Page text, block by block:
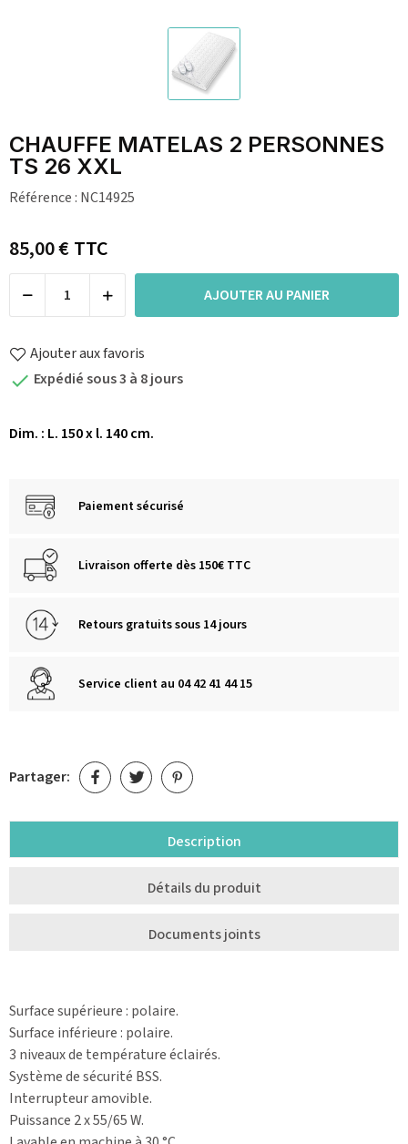
CHAUFFE MATELAS 2 PERSONNES
TS 26 XXL
Référence : NC14925
85,00 €TTC
AJOUTER AU PANIER
Ajouter aux favoris
 Expédié sous 3 à 8 jours
Dim. : L. 150 x l. 140 cm.
Paiement sécurisé
Livraison offerte dès 150€ TTC
Retours gratuits sous 14 jours
Service client au 04 42 41 44 15
Partager:
Description
Détails du produit
Documents joints
Surface supérieure : polaire.
Surface inférieure : polaire.
3 niveaux de température éclairés.
Système de sécurité BSS.
Interrupteur amovible.
Puissance 2 x 55/65 W.